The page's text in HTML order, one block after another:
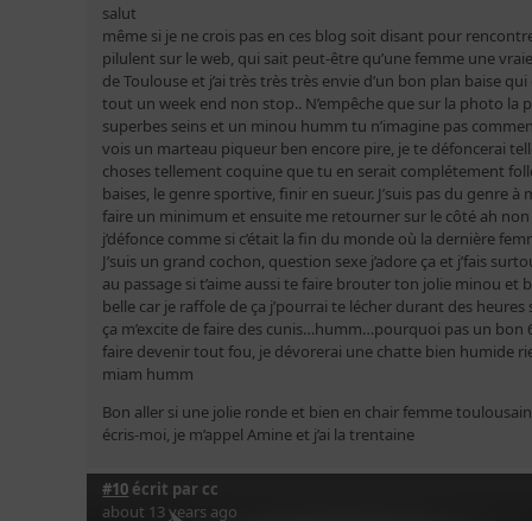
salut
même si je ne crois pas en ces blog soit disant pour
pilulent sur le web, qui sait peut-être qu’une femme une
de Toulouse et j’ai très très très envie d’un bon plan baise
tout un week end non stop.. N’empêche que sur la photo la
superbes seins et un minou humm tu n’imagine pas
vois un marteau piqueur ben encore pire, je te défoncerai
choses tellement coquine que tu en serait complétement folle
baises, le genre sportive, finir en sueur. J’suis pas du genre à
faire un minimum et ensuite me retourner sur le côté ah
j’défonce comme si c’était la fin du monde où la dernière
J’suis un grand cochon, question sexe j’adore ça et j’fais
au passage si t’aime aussi te faire brouter ton jolie minou et
belle car je raffole de ça j’pourrai te lécher durant des heures
ça m’excite de faire des cunis…humm…pourquoi pas un bon
faire devenir tout fou, je dévorerai une chatte bien humide
miam humm
Bon aller si une jolie ronde et bien en chair femme
écris-moi, je m’appel Amine et j’ai la trentaine
#10 écrit par cc
about 13 years ago